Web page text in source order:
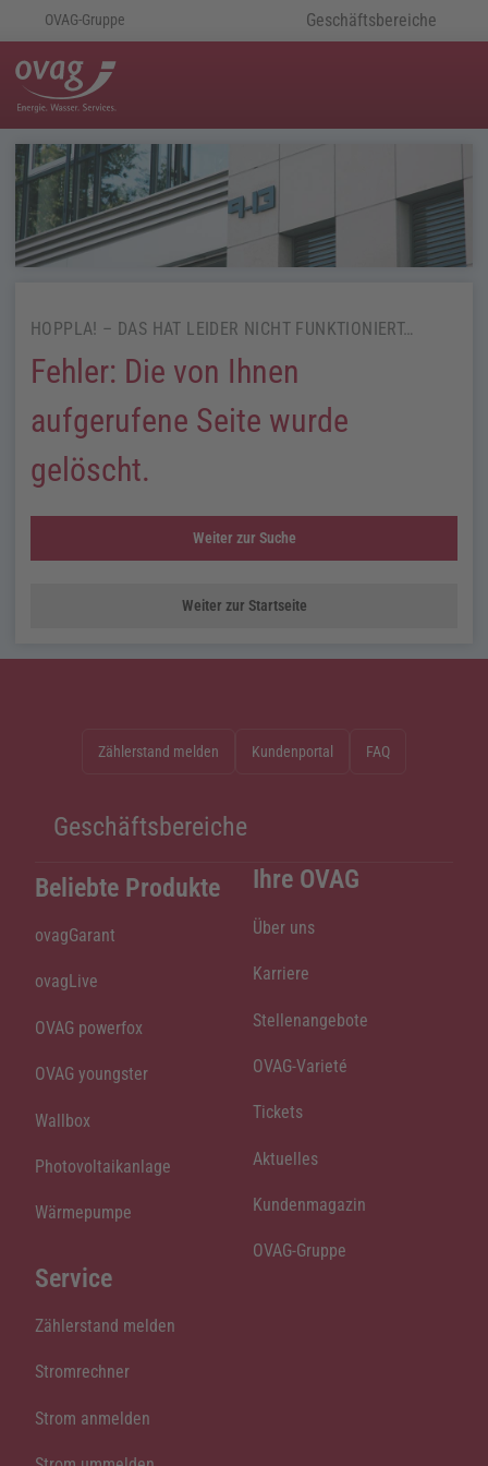
OVAG-Gruppe Geschäftsbereiche
HOPPLA! – DAS HAT LEIDER NICHT FUNKTIONIERT…
Fehler: Die von Ihnen
aufgerufene Seite wurde
gelöscht.
Weiter zur Suche
Weiter zur Startseite
Zählerstand melden Kundenportal FAQ
Geschäftsbereiche
Beliebte Produkte
ovagGarant
ovagLive
OVAG powerfox
OVAG youngster
Wallbox
Photovoltaikanlage
Wärmepumpe
Service
Zählerstand melden
Stromrechner
Strom anmelden
Ihre OVAG
Über uns
Karriere
Stellenangebote
OVAG-Varieté
Tickets
Aktuelles
Kundenmagazin
OVAG-Gruppe